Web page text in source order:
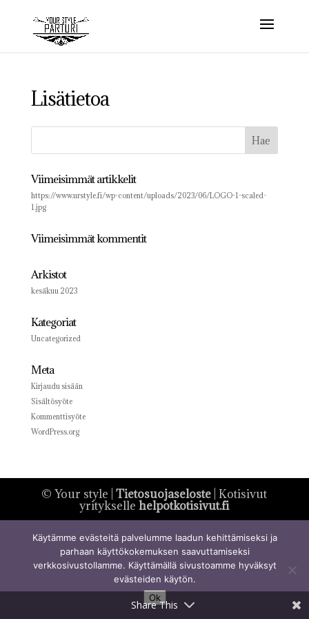
Lisätietoa
Viimeisimmät artikkelit
https://www.urstyle.fi/wp-content/uploads/2023/06/LOGO-1-scaled-
1.jpg
Viimeisimmät kommentit
Arkistot
kesäkuu 2023
Kategoriat
Uncategorized
Meta
Kirjaudu sisään
Sisältösyöte
Kommenttisyöte
WordPress.org
© Your style |Tietosuojaseloste | Kotisivut
yrityksellehelpotkotisivut.fi
Share This
Käytämme evästeitä palvelumme laadun kehittämiseksi ja
parhaan käyttökokemuksen saavuttamiseksi
verkkosivustollamme. Käyttämällä sivustoamme hyväksyt
evästeiden käytön.
Ok